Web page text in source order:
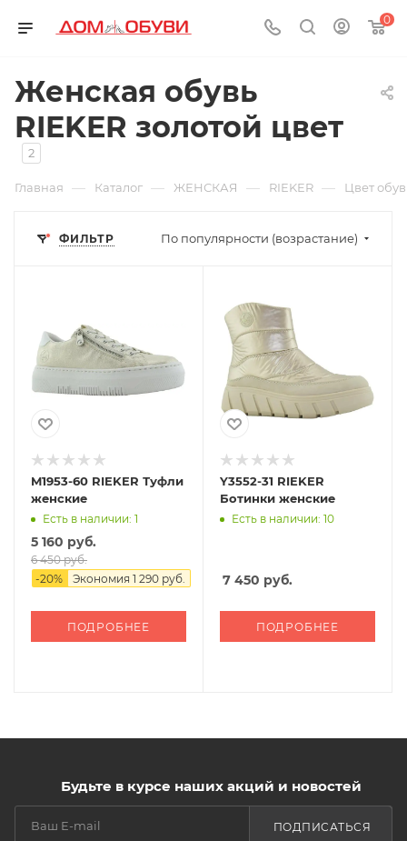
0
Женская обувь
RIEKER золотой цвет
2
Главная — Каталог — ЖЕНСКАЯ — RIEKER — Цвет
ФИЛЬТР По популярности (возрастание)
M1953-60 RIEKER Туфли
женские
Есть в наличии: 1
5 160 руб.
6 450 руб.
-20% Экономия 1 290 руб.
ПОДРОБНЕЕ
Y3552-31 RIEKER
Ботинки женские
Есть в наличии: 10
7 450 руб.
ПОДРОБНЕЕ
Будьте в курсе наших акций и новостей
ПОДПИСАТЬСЯ